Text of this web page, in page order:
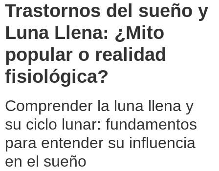
Trastornos del sueño y
Luna Llena: ¿Mito
popular o realidad
fisiológica?
Comprender la luna llena y
su ciclo lunar: fundamentos
para entender su influencia
en el sueño